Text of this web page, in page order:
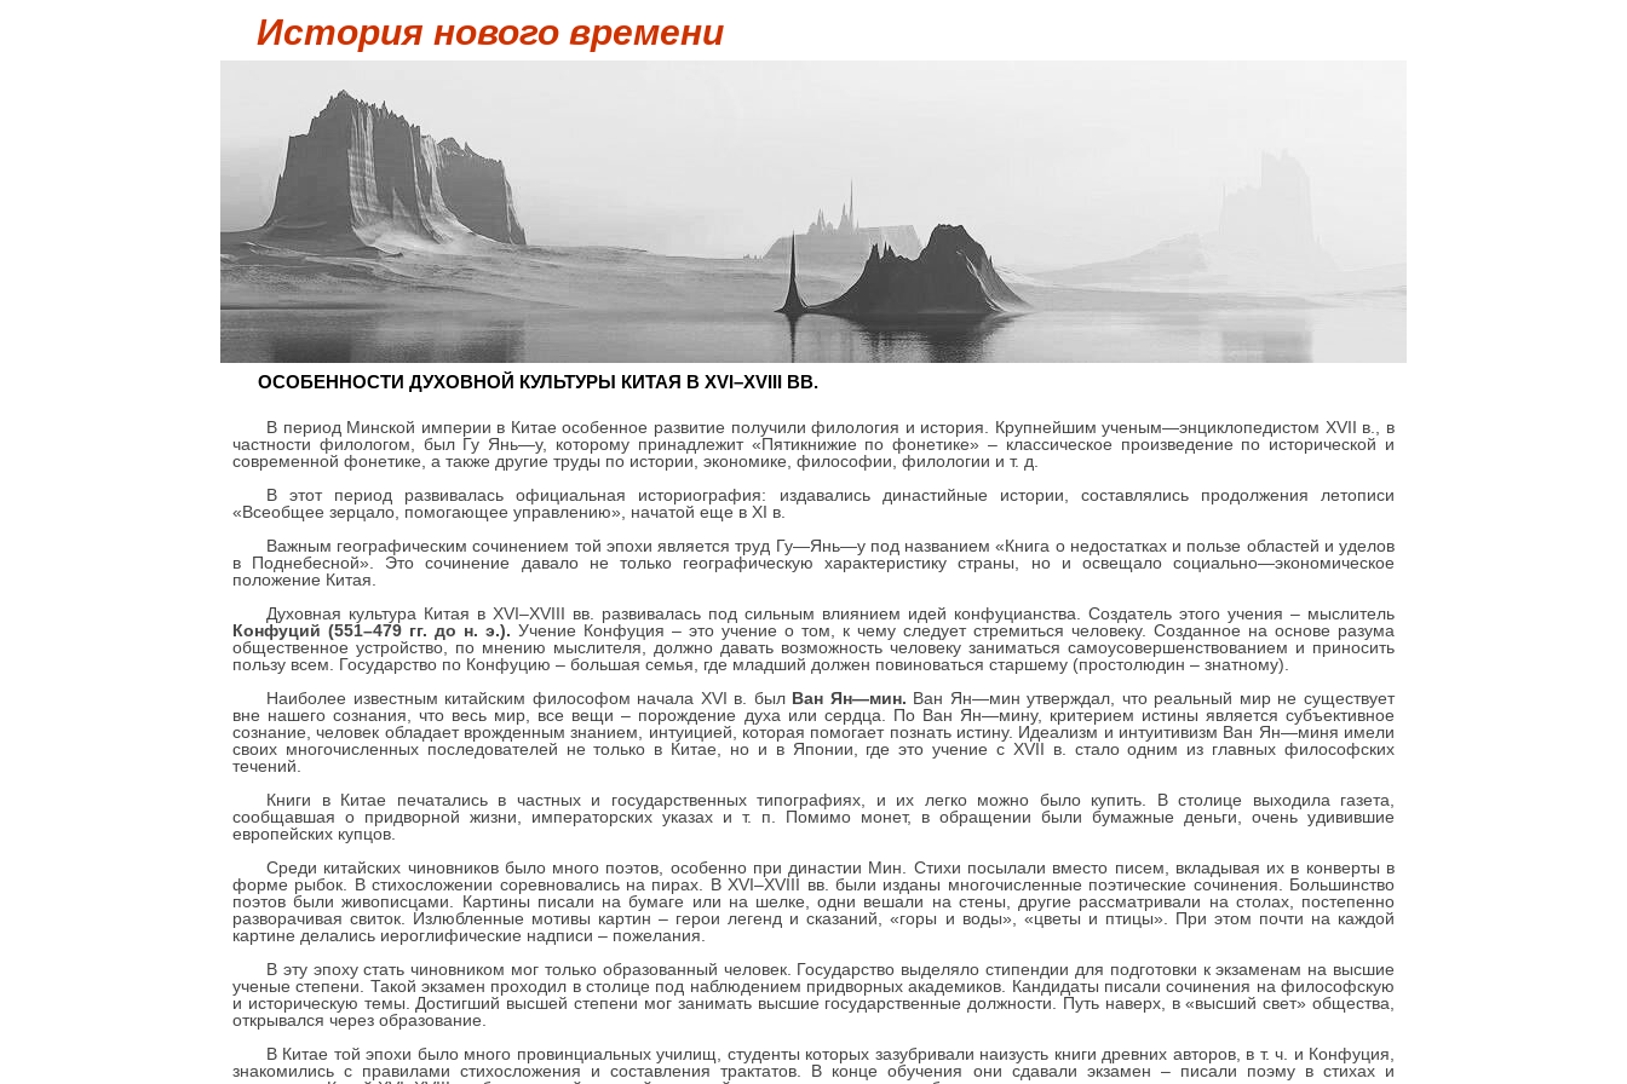
История нового времени
ОСОБЕННОСТИ ДУХОВНОЙ КУЛЬТУРЫ КИТАЯ В XVI–XVIII ВВ.
В период Минской империи в Китае особенное развитие получили филология и история. Крупнейшим ученым—энциклопедистом XVII в., в
частности филологом, был Гу Янь—у, которому принадлежит «Пятикнижие по фонетике» – классическое произведение по исторической и
современной фонетике, а также другие труды по истории, экономике, философии, филологии и т. д.
В этот период развивалась официальная историография: издавались династийные истории, составлялись продолжения летописи
«Всеобщее зерцало, помогающее управлению», начатой еще в XI в.
Важным географическим сочинением той эпохи является труд Гу—Янь—у под названием «Книга о недостатках и пользе областей и уделов
в Поднебесной». Это сочинение давало не только географическую характеристику страны, но и освещало социально—экономическое
положение Китая.
Духовная культура Китая в XVI–XVIII вв. развивалась под сильным влиянием идей конфуцианства. Создатель этого учения – мыслитель
Конфуций (551–479 гг. до н. э.). Учение Конфуция – это учение о том, к чему следует стремиться человеку. Созданное на основе разума
общественное устройство, по мнению мыслителя, должно давать возможность человеку заниматься самоусовершенствованием и приносить
пользу всем. Государство по Конфуцию – большая семья, где младший должен повиноваться старшему (простолюдин – знатному).
Наиболее известным китайским философом начала XVI в. был Ван Ян—мин. Ван Ян—мин утверждал, что реальный мир не существует
вне нашего сознания, что весь мир, все вещи – порождение духа или сердца. По Ван Ян—мину, критерием истины является субъективное
сознание, человек обладает врожденным знанием, интуицией, которая помогает познать истину. Идеализм и интуитивизм Ван Ян—миня имели
своих многочисленных последователей не только в Китае, но и в Японии, где это учение с XVII в. стало одним из главных философских
течений.
Книги в Китае печатались в частных и государственных типографиях, и их легко можно было купить. В столице выходила газета,
сообщавшая о придворной жизни, императорских указах и т. п. Помимо монет, в обращении были бумажные деньги, очень удивившие
европейских купцов.
Среди китайских чиновников было много поэтов, особенно при династии Мин. Стихи посылали вместо писем, вкладывая их в конверты в
форме рыбок. В стихосложении соревновались на пирах. В XVI–XVIII вв. были изданы многочисленные поэтические сочинения. Большинство
поэтов были живописцами. Картины писали на бумаге или на шелке, одни вешали на стены, другие рассматривали на столах, постепенно
разворачивая свиток. Излюбленные мотивы картин – герои легенд и сказаний, «горы и воды», «цветы и птицы». При этом почти на каждой
картине делались иероглифические надписи – пожелания.
В эту эпоху стать чиновником мог только образованный человек. Государство выделяло стипендии для подготовки к экзаменам на высшие
ученые степени. Такой экзамен проходил в столице под наблюдением придворных академиков. Кандидаты писали сочинения на философскую
и историческую темы. Достигший высшей степени мог занимать высшие государственные должности. Путь наверх, в «высший свет» общества,
открывался через образование.
В Китае той эпохи было много провинциальных училищ, студенты которых зазубривали наизусть книги древних авторов, в т. ч. и Конфуция,
знакомились с правилами стихосложения и составления трактатов. В конце обучения они сдавали экзамен – писали поэму в стихах и